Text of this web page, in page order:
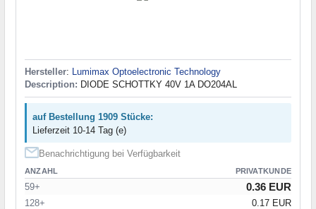
Hersteller: Lumimax Optoelectronic Technology
Description: DIODE SCHOTTKY 40V 1A DO204AL
auf Bestellung 1909 Stücke:
Lieferzeit 10-14 Tag (e)
Benachrichtigung bei Verfügbarkeit
ANZAHL PRIVATKUNDE
59+ 0.36 EUR
128+
0.17 EUR